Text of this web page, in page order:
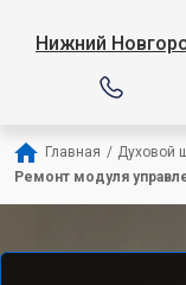
Нижний
Главная / Духовой
Ремонт модуля